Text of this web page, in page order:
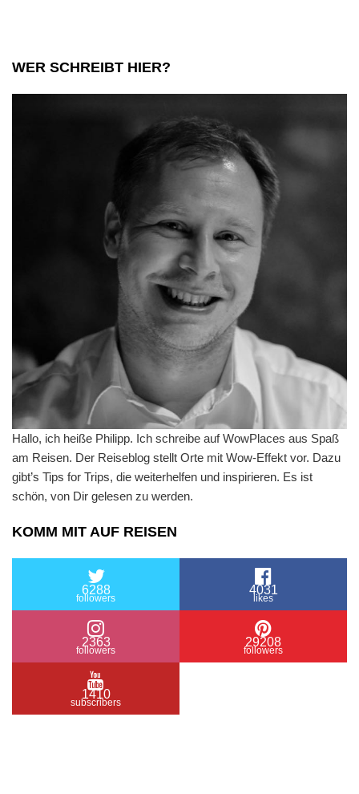
WER SCHREIBT HIER?
Hallo, ich heiße Philipp. Ich schreibe auf WowPlaces aus Spaß
am Reisen. Der Reiseblog stellt Orte mit Wow-Effekt vor. Dazu
gibt’s Tips for Trips, die weiterhelfen und inspirieren. Es ist
schön, von Dir gelesen zu werden.
KOMM MIT AUF REISEN
6288
followers
4031
likes
2363
followers
29208
followers
1410
subscribers